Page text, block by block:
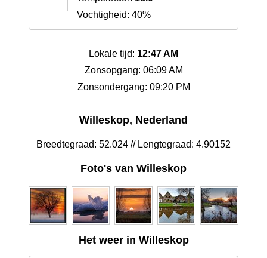
Vochtigheid: 40%
Lokale tijd: 12:47 AM
Zonsopgang: 06:09 AM
Zonsondergang: 09:20 PM
Willeskop, Nederland
Breedtegraad: 52.024 // Lengtegraad: 4.90152
Foto's van Willeskop
Het weer in Willeskop